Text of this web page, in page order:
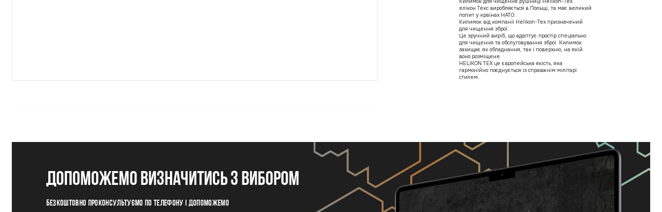
Килимок для чищення рушниці Helikon-Tex
елікон Текс виробляється в Польщі, та має великий
попит у країнах НАТО.
Килимок від компанії Helikon-Tex призначений
для чищення зброї.
Це зручний виріб, що адаптує простір спеціально
для чищення та обслуговування зброї. Килимок
захищає як обладнання, так і поверхню, на якій
воно розміщене.
HELIKON TEX це європейська якість, яка
гармонійно поєднується із справжнім мілітарі
стилем.
допоможемо визначитись з вибором
Безкоштовно проконсультуємо по телефону і допоможемо